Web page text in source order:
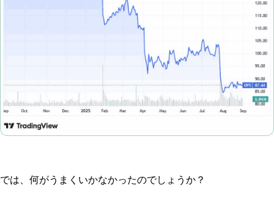
では、何がうまくいかなかったのでしょうか？